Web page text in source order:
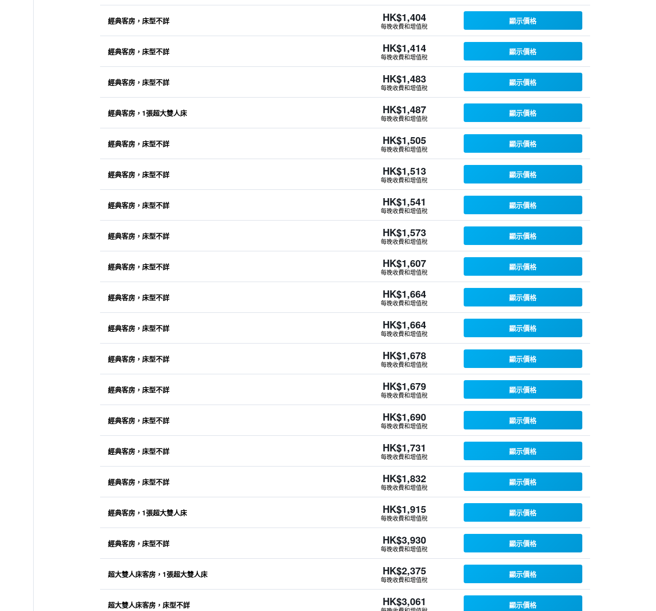
經典客房，床型不詳 HK$1,404
每晚收費和增值稅
顯示價格
經典客房，床型不詳 HK$1,414
每晚收費和增值稅
顯示價格
經典客房，床型不詳 HK$1,483
每晚收費和增值稅
顯示價格
經典客房，1張超大雙人床 HK$1,487
每晚收費和增值稅
顯示價格
經典客房，床型不詳 HK$1,505
每晚收費和增值稅
顯示價格
經典客房，床型不詳 HK$1,513
每晚收費和增值稅
顯示價格
經典客房，床型不詳 HK$1,541
每晚收費和增值稅
顯示價格
經典客房，床型不詳 HK$1,573
每晚收費和增值稅
顯示價格
經典客房，床型不詳 HK$1,607
每晚收費和增值稅
顯示價格
經典客房，床型不詳 HK$1,664
每晚收費和增值稅
顯示價格
經典客房，床型不詳 HK$1,664
每晚收費和增值稅
顯示價格
經典客房，床型不詳 HK$1,678
每晚收費和增值稅
顯示價格
經典客房，床型不詳 HK$1,679
每晚收費和增值稅
顯示價格
經典客房，床型不詳 HK$1,690
每晚收費和增值稅
顯示價格
經典客房，床型不詳 HK$1,731
每晚收費和增值稅
顯示價格
經典客房，床型不詳 HK$1,832
每晚收費和增值稅
顯示價格
經典客房，1張超大雙人床 HK$1,915
每晚收費和增值稅
顯示價格
經典客房，床型不詳 HK$3,930
每晚收費和增值稅
顯示價格
超大雙人床客房，1張超大雙人床 HK$2,375
每晚收費和增值稅
顯示價格
超大雙人床客房，床型不詳 HK$3,061 顯示價格